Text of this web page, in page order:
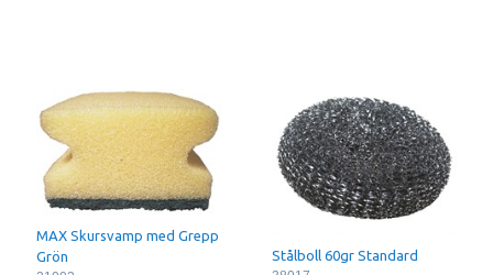
MAX Skursvamp med Grepp
Grön
Stålboll 60gr Standard